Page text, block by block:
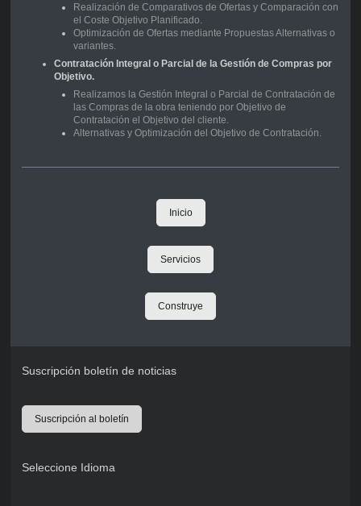
Realización de Comparativos de Ofertas y Comparación con
el Coste Objetivo Planificado.
Optimización de Ofertas mediante Propuestas Alternativas o
variantes.
Contratación Integral o Parcial de la Gestión de Compras por
Objetivo.
Realizamos la Gestión Integral o Parcial de Contratación de
las Compras de la obra teniendo por Objetivo de
Contratación el Objetivo del cliente.
Alternativas y Optimización del Objetivo de Contratación.
Inicio
Servicios
Construye
Suscripción boletín de noticias
Suscripción al boletín
Seleccione Idioma